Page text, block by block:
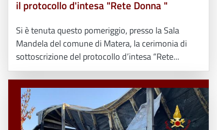
il protocollo d'intesa "Rete Donna "
Si è tenuta questo pomeriggio, presso la Sala
Mandela del comune di Matera, la cerimonia di
sottoscrizione del protocollo d’intesa “Rete...